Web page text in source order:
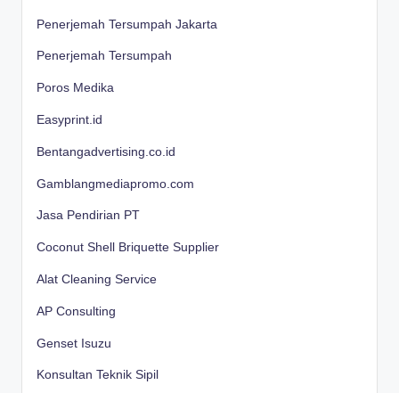
Penerjemah Tersumpah Jakarta
Penerjemah Tersumpah
Poros Medika
Easyprint.id
Bentangadvertising.co.id
Gamblangmediapromo.com
Jasa Pendirian PT
Coconut Shell Briquette Supplier
Alat Cleaning Service
AP Consulting
Genset Isuzu
Konsultan Teknik Sipil